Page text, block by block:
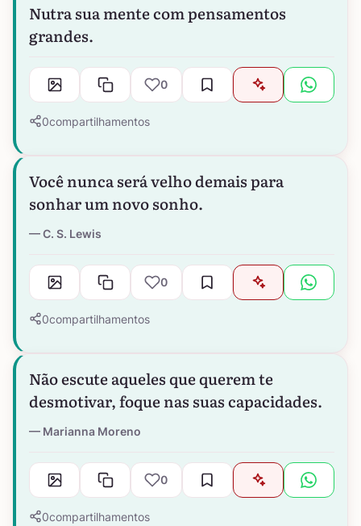
Nutra sua mente com pensamentos
grandes.
0
0compartilhamentos
Você nunca será velho demais para
sonhar um novo sonho.
C. S. Lewis
0
0compartilhamentos
Não escute aqueles que querem te
desmotivar, foque nas suas capacidades.
Marianna Moreno
0
0compartilhamentos